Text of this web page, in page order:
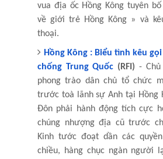
vua địa ốc Hồng Kông tuyên
về giới trẻ Hồng Kông » và
thoại.
Hồng Kông : Biểu tình kêu
chống Trung Quốc (RFI) - Chủ
phong trào dân chủ tổ chức
trước toà lãnh sự Anh tại Hồng
Đôn phải hành động tích cực
chúng nhượng địa cũ trước
Kinh tước đoạt dần các
chiều, hàng chục ngàn người